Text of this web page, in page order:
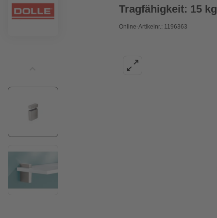
Tragfähigkeit: 15 kg
Online-Artikelnr.: 1196363